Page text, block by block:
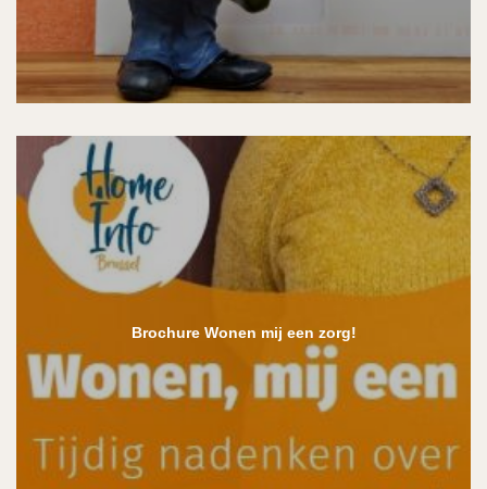
Brochure Wonen mij een zorg!